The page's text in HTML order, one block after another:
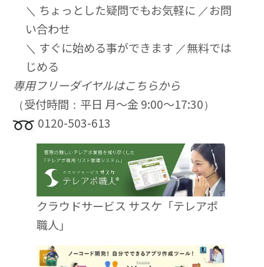
＼ ちょっとした疑問でもお気軽に ／お問
い合わせ
＼ すぐに始める事ができます ／無料では
じめる
専用フリーダイヤルはこちらから
（受付時間：平日 月〜金 9:00〜17:30）
0120-503-613
クラウドサービス サスケ「テレアポ
職人」